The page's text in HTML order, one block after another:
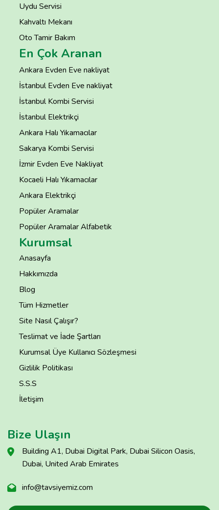
Uydu Servisi
Kahvaltı Mekanı
Oto Tamir Bakım
En Çok Aranan
Ankara Evden Eve nakliyat
İstanbul Evden Eve nakliyat
İstanbul Kombi Servisi
İstanbul Elektrikçi
Ankara Halı Yıkamacılar
Sakarya Kombi Servisi
İzmir Evden Eve Nakliyat
Kocaeli Halı Yıkamacılar
Ankara Elektrikçi
Popüler Aramalar
Popüler Aramalar Alfabetik
Kurumsal
Anasayfa
Hakkımızda
Blog
Tüm Hizmetler
Site Nasıl Çalışır?
Teslimat ve İade Şartları
Kurumsal Üye Kullanıcı Sözleşmesi
Gizlilik Politikası
S.S.S
İletişim
Bize Ulaşın
Building A1, Dubai Digital Park, Dubai Silicon Oasis,
Dubai, United Arab Emirates
info@tavsiyemiz.com